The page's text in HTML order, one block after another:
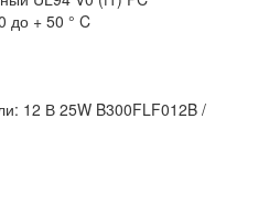
до + 50 ° C
12 В 25W B300FLF012B /